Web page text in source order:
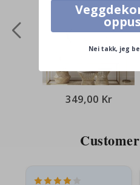
349,00 Kr
Nei takk, jeg